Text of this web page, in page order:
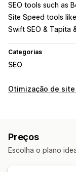
SEO tools such as
Site Speed tools
Swift SEO & Tapita
Categorias
SEO
Ferramentas de SEO
Responsividade
Otimização de
Otimização de
Preços
Escolha o plano